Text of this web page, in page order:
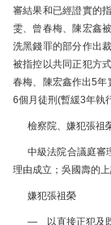
統計資料
財產申報查閱
下載區
法院電子平台
審結果和已經證實的
雯、曾春梅、陳宏鑫
洗黑錢罪的部分作出
被指控以共同正犯方
春梅、陳宏鑫作出5
6個月徒刑(暫緩3年執
檢察院、嫌犯張祖榮
中級法院合議庭審
理由成立；吳國壽的
嫌犯張祖榮
— 以直接正犯及既